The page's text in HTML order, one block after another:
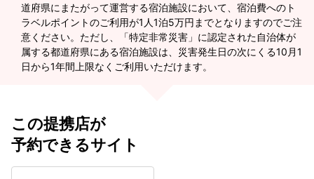
道府県にまたがって運営する宿泊施設において、宿泊費へのト
ラベルポイントのご利用が1人1泊5万円までとなりますのでご注
意ください。ただし、「特定非常災害」に認定された自治体が
属する都道府県にある宿泊施設は、災害発生日の次にくる10月1
日から1年間上限なくご利用いただけます。
この提携店が
予約できるサイト